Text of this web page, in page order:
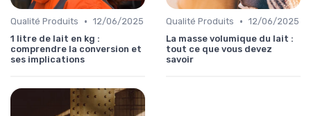
Qualité Produits • 12/06/2025
1 litre de lait en kg :
comprendre la conversion et
ses implications
Qualité Produits • 12/06/2025
La masse volumique du lait :
tout ce que vous devez
savoir